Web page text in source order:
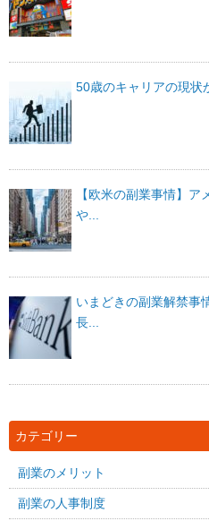
50歳のキャリアの現状
【欧米の副業事情】
や...
いまどきの副業解禁事
長...
カテゴリー
副業のメリット
副業の人事制度